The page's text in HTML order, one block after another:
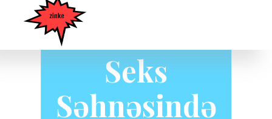
Zərərini 'Güc'
Seks
Səhnəsində